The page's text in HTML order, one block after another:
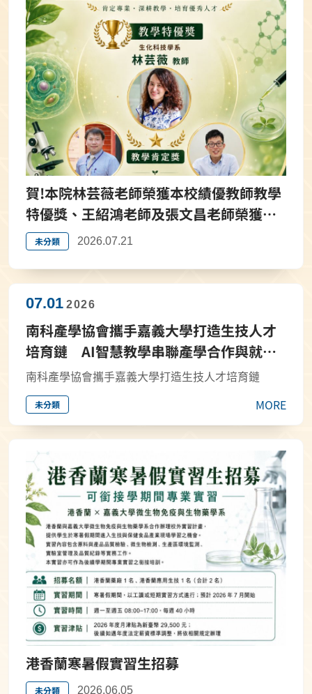
賀!本院林芸薇老師榮獲本校績優教師教學
特優獎、王紹鴻老師及張文昌老師榮獲教
學肯定獎，全院師生仝賀。
未分類 2026.07.21
07.01 2026
南科產學協會攜手嘉義大學打造生技人才
培育鏈 AI智慧教學串聯產學合作與就業
接軌
南科產學協會攜手嘉義大學打造生技人才培育鏈
未分類 MORE
港香蘭寒暑假實習生招募
未分類 2026.06.05